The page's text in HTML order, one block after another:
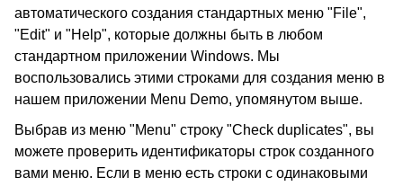
автоматического создания стандартных меню "File",
"Edit" и "Help", которые должны быть в любом
стандартном приложении Windows. Мы
воспользовались этими строками для создания меню в
нашем приложении Menu Demo, упомянутом выше.
Выбрав из меню "Menu" строку "Check duplicates", вы
можете проверить идентификаторы строк созданного
вами меню. Если в меню есть строки с одинаковыми